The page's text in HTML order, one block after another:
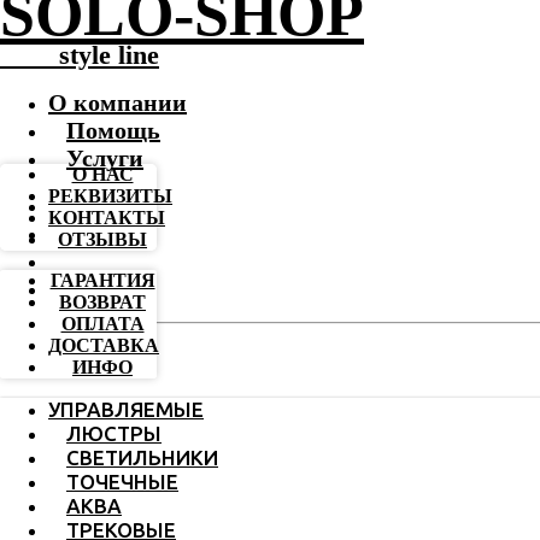
SOLO-SHOP
-------style line
О компании
Помощь
Услуги
О НАС
РЕКВИЗИТЫ
КОНТАКТЫ
ОТЗЫВЫ
ГАРАНТИЯ
ВОЗВРАТ
ОПЛАТА
ДОСТАВКА
ИНФО
УПРАВЛЯЕМЫЕ
ЛЮСТРЫ
СВЕТИЛЬНИКИ
ТОЧЕЧНЫЕ
АКВА
ТРЕКОВЫЕ